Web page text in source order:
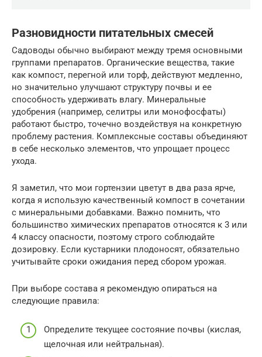
Разновидности питательных смесей
Садоводы обычно выбирают между тремя основными
группами препаратов. Органические вещества, такие
как компост, перегной или торф, действуют медленно,
но значительно улучшают структуру почвы и ее
способность удерживать влагу. Минеральные
удобрения (например, селитры или монофосфаты)
работают быстро, точечно воздействуя на конкретную
проблему растения. Комплексные составы объединяют
в себе несколько элементов, что упрощает процесс
ухода.
Я заметил, что мои гортензии цветут в два раза ярче,
когда я использую качественный компост в сочетании
с минеральными добавками. Важно помнить, что
большинство химических препаратов относятся к 3 или
4 классу опасности, поэтому строго соблюдайте
дозировку. Если кустарники плодоносят, обязательно
учитывайте сроки ожидания перед сбором урожая.
При выборе состава я рекомендую опираться на
следующие правила:
Определите текущее состояние почвы (кислая,
щелочная или нейтральная).